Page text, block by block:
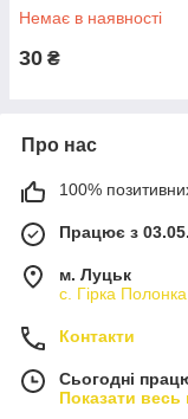
Немає в наявності
30 ₴
Про нас
100%
Працює з
м. Луцьк
с. Гірка
Контакти
Сьогодні
Показати весь